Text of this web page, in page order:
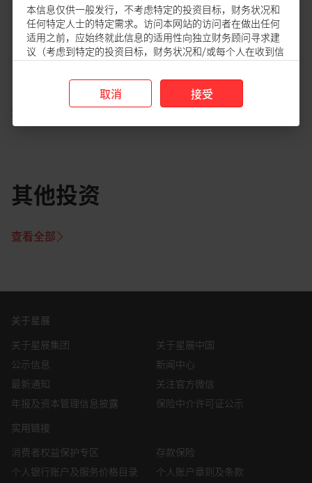
固定收益策略
查看全部
其他投资
查看全部
关于星展
关于星展集团
关于星展中国
公示信息
新闻中心
最新通知
关注官方微信
年报及资本管理信息披露
保险中介许可证公示
实用链接
消费者权益保护专区
存款保险
个人银行账户及服务价格目录
个人账户章则及条款
本信息仅供一般发行，不考虑特定的投资目标，财务状况和
任何特定人士的特定需求。访问本网站的访问者在做出任何
适用之前，应始终就此信息的适用性向独立财务顾问寻求建
议（考虑到特定的投资目标，财务状况和/或每个人在收到信
息时的特定需求）。根据信息的依赖进行投资和/或任何购
DBS Research Disclaimer
not directed to, or intended for distribution to or use by,
United States of America) where such distribution,
publication, availability or use would be contrary to law or
This Information is not an offer to sell or the solicitation of
an offer to buy any security in any jurisdiction (including
regulation.
and does not have regard to the specific investment
any specific person. Visitors accessing this website should
always seek advice from an independent financial adviser
regarding the suitability of the Information referred to
herein (taking into account the specific investment
objectives, financial situation and/or particular needs of
each person in receipt of the Information) before making
any investment and/or any purchase in reliance of the
Information.
取消 接受